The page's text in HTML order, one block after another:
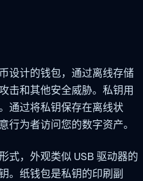
设计的钱包，通过离线存储
击和其他安全威胁。私钥用
通过将私钥保存在离线状
行为者访问您的数字资产。
式，外观类似 USB 驱动器的
。纸钱包是私钥的印刷副